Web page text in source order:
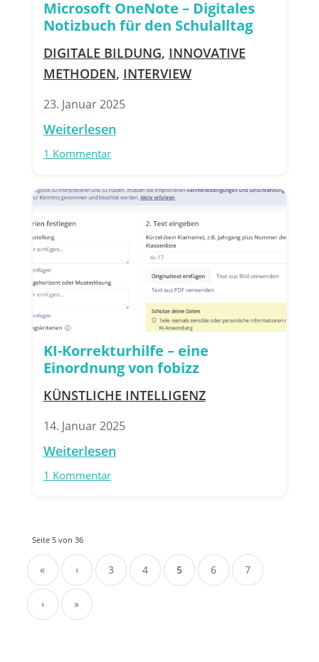
Microsoft OneNote – Digitales
Notizbuch für den Schulalltag
DIGITALE BILDUNG, INNOVATIVE
METHODEN, INTERVIEW
23. Januar 2025
Weiterlesen
1 Kommentar
KI-Korrekturhilfe – eine
Einordnung von fobizz
KÜNSTLICHE INTELLIGENZ
14. Januar 2025
Weiterlesen
1 Kommentar
Seite 5 von 36
« ‹ 3 4 5 6 7
› »